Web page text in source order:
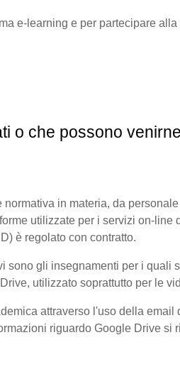
e-learning e per partecipare
o che possono
in materia, da
utilizzate per i servizi on-
è regolato con contratto.
gli insegnamenti per i quali
utilizzato soprattutto per le
attraverso l'uso della
riguardo Google Drive si